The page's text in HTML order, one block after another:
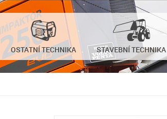
OSTATNÍ TECHNIKA STAVEBNÍ TECHNIKA